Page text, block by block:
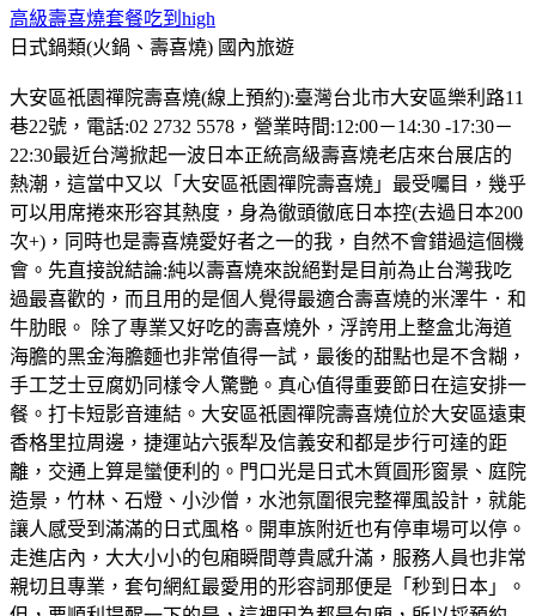
高級壽喜燒套餐吃到high
日式鍋類(火鍋、壽喜燒) 國內旅遊
大安區祇園禪院壽喜燒(線上預約):臺灣台北市大安區樂利路11
巷22號，電話:02 2732 5578，營業時間:12:00－14:30 -17:30－
22:30最近台灣掀起一波日本正統高級壽喜燒老店來台展店的
熱潮，這當中又以「大安區祇園禪院壽喜燒」最受囑目，幾乎
可以用席捲來形容其熱度，身為徹頭徹底日本控(去過日本200
次+)，同時也是壽喜燒愛好者之一的我，自然不會錯過這個機
會。先直接說結論:純以壽喜燒來說絕對是目前為止台灣我吃
過最喜歡的，而且用的是個人覺得最適合壽喜燒的米澤牛．和
牛肋眼。 除了專業又好吃的壽喜燒外，浮誇用上整盒北海道
海膽的黑金海膽麵也非常值得一試，最後的甜點也是不含糊，
手工芝士豆腐奶同樣令人驚艷。真心值得重要節日在這安排一
餐。打卡短影音連結。大安區祇園禪院壽喜燒位於大安區遠東
香格里拉周邊，捷運站六張犁及信義安和都是步行可達的距
離，交通上算是蠻便利的。門口光是日式木質圓形窗景、庭院
造景，竹林、石燈、小沙僧，水池氛圍很完整禪風設計，就能
讓人感受到滿滿的日式風格。開車族附近也有停車場可以停。
走進店內，大大小小的包廂瞬間尊貴感升滿，服務人員也非常
親切且專業，套句網紅最愛用的形容詞那便是「秒到日本」。